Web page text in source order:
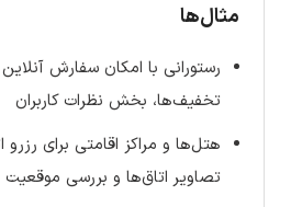
مثال‌ها
رستورانی با امکان سفارش
تخفیف‌ها، بخش نظرات کاربران
هتل‌ها و مراکز اقامتی برای
تصاویر اتاق‌ها و بررسی